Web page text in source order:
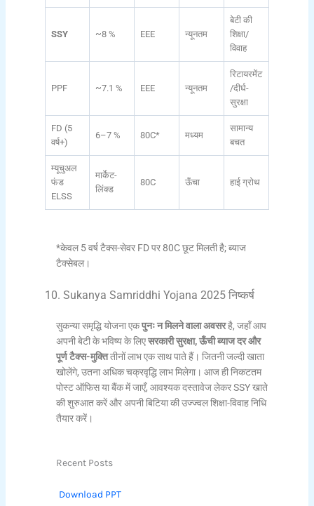
SSY ~8 % EEE न्यूनतम
बेटी की
शिक्षा/
विवाह
PPF ~7.1 % EEE न्यूनतम
रिटायरमेंट
/दीर्घ-
सुरक्षा
FD (5
वर्ष+)
6–7 % 80C* मध्यम
सामान्य
बचत
म्यूचुअल
फंड
ELSS
मार्केट-
लिंक्ड
80C ऊँचा हाई ग्रोथ
*केवल 5 वर्ष टैक्स-सेवर FD पर 80C छूट मिलती है; ब्याज
टैक्सेबल।
10. Sukanya Samriddhi Yojana 2025 निष्कर्ष
सुकन्या समृद्धि योजना एकपुनः न मिलने वाला अवसरहै, जहाँ आप
अपनी बेटी के भविष्य के लिएसरकारी सुरक्षा, ऊँची ब्याज दर और
पूर्ण टैक्स-मुक्तितीनों लाभ एक साथ पाते हैं। जितनी जल्दी खाता
खोलेंगे, उतना अधिक चक्रवृद्धि लाभ मिलेगा। आज ही निकटतम
पोस्ट ऑफिस या बैंक में जाएँ, आवश्यक दस्तावेज लेकर SSY खाते
की शुरुआत करें और अपनी बिटिया की उज्ज्वल शिक्षा-विवाह निधि
तैयार करें।
Recent Posts
Download PPT